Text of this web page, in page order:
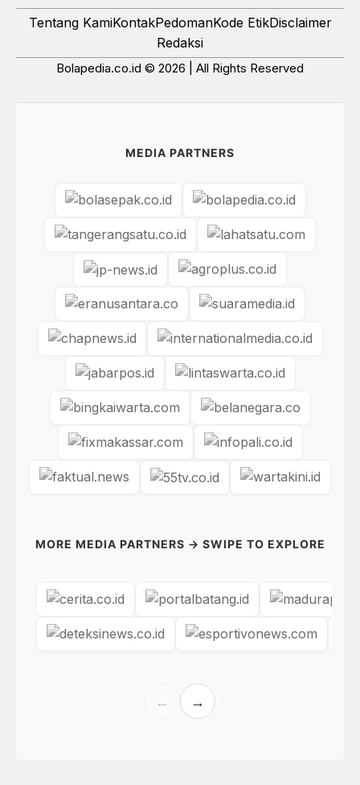
Tentang KamiKontakPedomanKode EtikDisclaimer
Redaksi
Bolapedia.co.id © 2026 | All Rights Reserved
MEDIA PARTNERS
MORE MEDIA PARTNERS → SWIPE TO EXPLORE
← →